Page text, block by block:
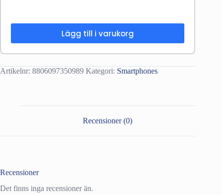
Lägg till i varukorg
Artikelnr: 8806097350989 Kategori: Smartphones
Recensioner (0)
Recensioner
Det finns inga recensioner än.